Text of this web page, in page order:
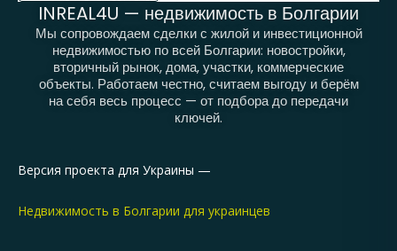
INREAL4U — недвижимость в Болгарии
Мы сопровождаем сделки с жилой и инвестиционной
недвижимостью по всей Болгарии: новостройки,
вторичный рынок, дома, участки, коммерческие
объекты. Работаем честно, считаем выгоду и берём
на себя весь процесс — от подбора до передачи
ключей.
Версия проекта для Украины —
Недвижимость в Болгарии для украинцев